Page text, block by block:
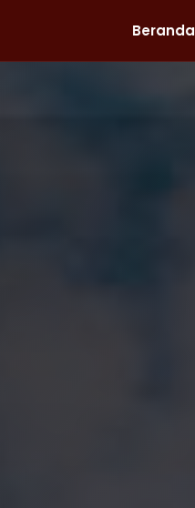
Beranda